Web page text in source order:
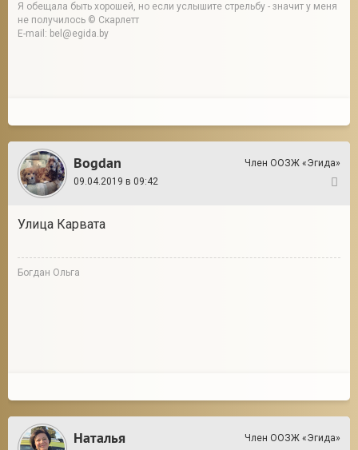
Я обещала быть хорошей, но если услышите стрельбу - значит у меня
не получилось © Скарлетт
E-mail: bel@egida.by
Bogdan
Член ООЗЖ «Эгида»
09.04.2019 в 09:42
Улица Карвата
Богдан Ольга
Наталья
Член ООЗЖ «Эгида»